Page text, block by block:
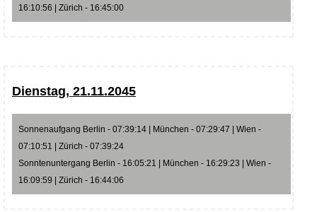
16:10:56 | Zürich - 16:45:00
Dienstag, 21.11.2045
Sonnenaufgang Berlin - 07:39:14 | München - 07:29:47 | Wien -
07:10:51 | Zürich - 07:39:24
Sonntenuntergang Berlin - 16:05:21 | München - 16:29:23 | Wien -
16:09:59 | Zürich - 16:44:06